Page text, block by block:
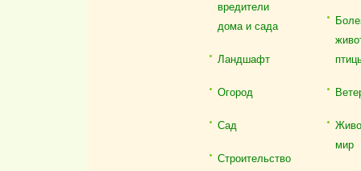
вредители
дома и сада
Ландшафт
Огород
Сад
Строительство
мир